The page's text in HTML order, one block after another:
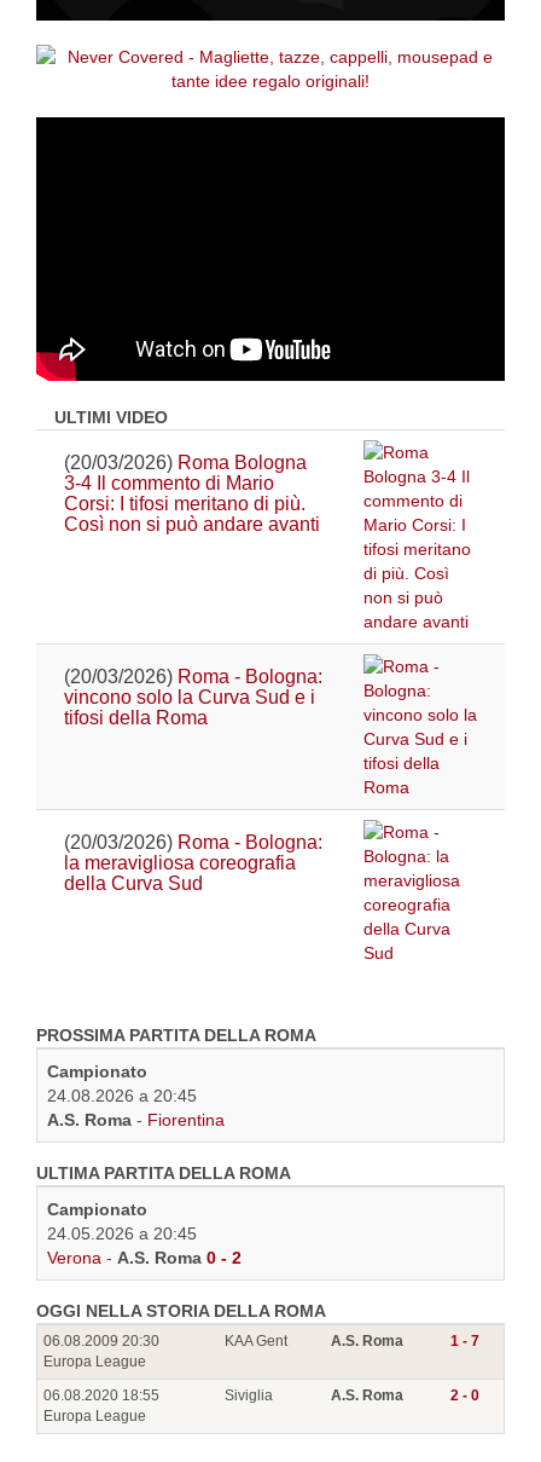
ULTIMI VIDEO
(20/03/2026) Roma Bologna
3-4 Il commento di Mario
Corsi: I tifosi meritano di più.
Così non si può andare avanti
(20/03/2026) Roma - Bologna:
vincono solo la Curva Sud e i
tifosi della Roma
(20/03/2026) Roma - Bologna:
la meravigliosa coreografia
della Curva Sud
PROSSIMA PARTITA DELLA ROMA
Campionato
24.08.2026 a 20:45
A.S. Roma - Fiorentina
ULTIMA PARTITA DELLA ROMA
Campionato
24.05.2026 a 20:45
Verona - A.S. Roma 0 - 2
OGGI NELLA STORIA DELLA ROMA
06.08.2009 20:30
Europa League
KAA Gent A.S. Roma 1 - 7
06.08.2020 18:55
Europa League
Siviglia A.S. Roma 2 - 0